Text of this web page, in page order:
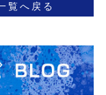
覧へ戻る